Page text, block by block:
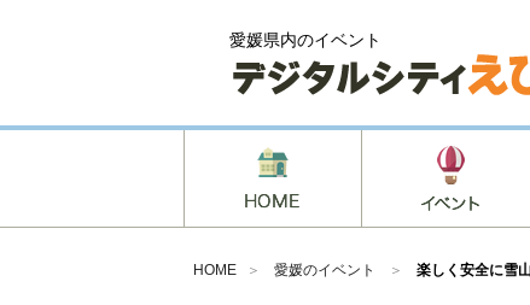
愛媛県内のイベント
HOME ＞ 愛媛のイベント ＞ 楽しく安全に雪